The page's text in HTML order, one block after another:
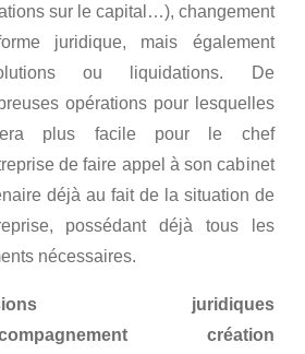
sur le capital…), changement
juridique, mais également
ou liquidations. De
opérations pour lesquelles
plus facile pour le chef
de faire appel à son cabinet
déjà au fait de la situation de
possédant déjà tous les
nécessaires.
juridiques
création